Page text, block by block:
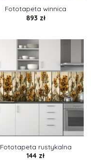
Fototapeta winnica
893 zł
Fototapeta rustykalna
144 zł